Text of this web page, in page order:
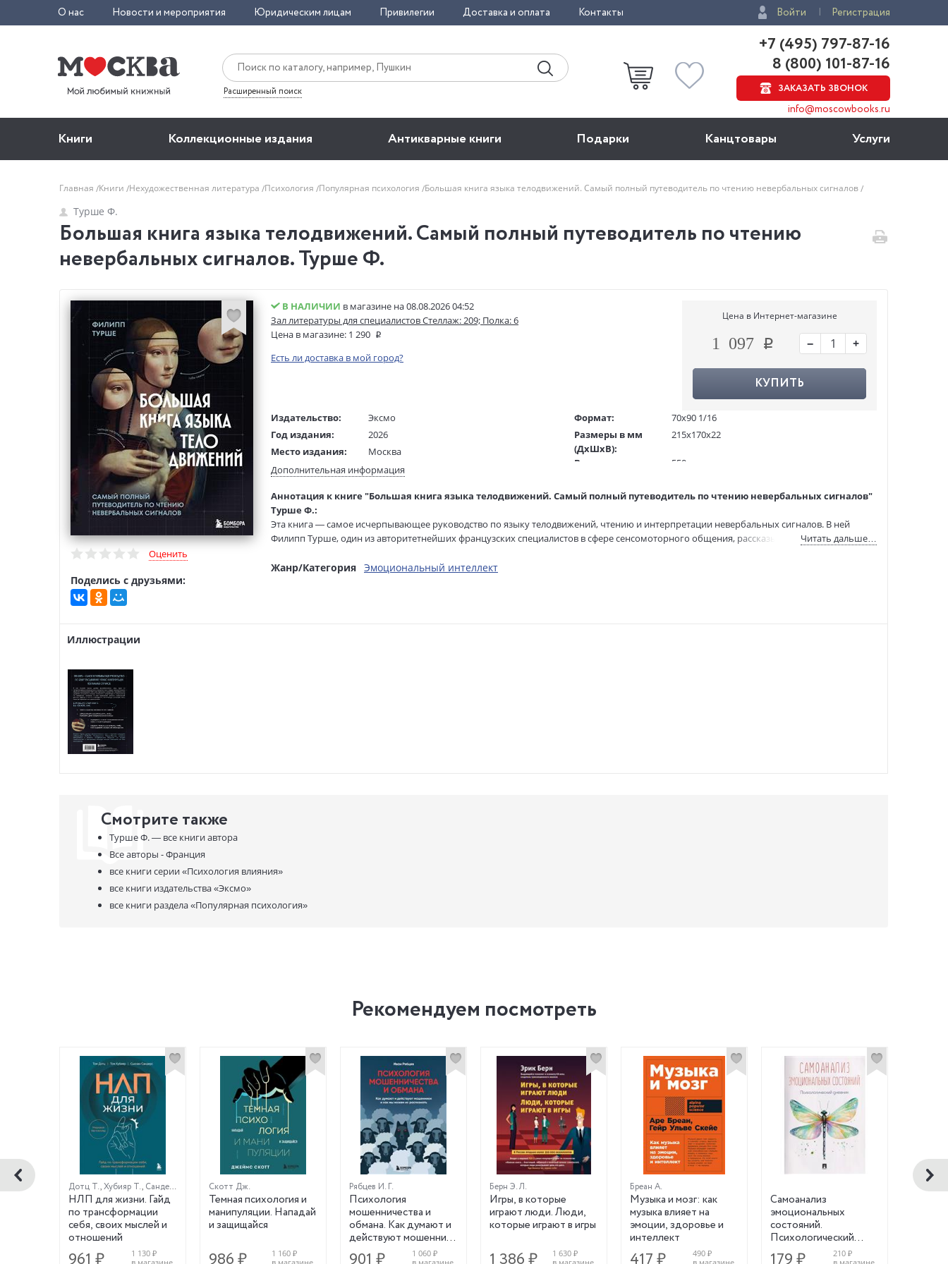
О нас Новости и мероприятия Юридическим лицам Привилегии Доставка и оплата Контакты Войти Регистрация
Расширенный поиск
+7 (495) 797-87-16
8 (800) 101-87-16
ЗАКАЗАТЬ ЗВОНОК
info@moscowbooks.ru
Книги Коллекционные издания Антикварные книги Подарки Канцтовары Услуги
Главная Книги Нехудожественная литература Психология Популярная психология Большая книга языка телодвижений. Самый полный путеводитель по чтению невербальных сигналов
Турше Ф.
Большая книга языка телодвижений. Самый полный путеводитель по чтению
невербальных сигналов. Турше Ф.
Оценить
Поделись с друзьями:
В НАЛИЧИИ в магазине на 08.08.2026 04:52
Зал литературы для специалистов Стеллаж: 209; Полка: 6
Цена в магазине: 1 290
Есть ли доставка в мой город?
Цена в Интернет-магазине
1 097 − +
КУПИТЬ
Издательство:
Эксмо
Год издания:
2026
Место издания:
Москва
Возраст:
16+
Язык оригинала:
французский
Редактор/
составитель:
Перевод:
Миронова Н.
Тип обложки:
Твердый переплет
Формат:
70х90 1/16
Размеры в мм
(ДхШхВ):
215x170x22
Вес:
550 гр.
Тираж:
3000 экз.
Артикул:
ITD000000001425249
ISBN:
978-5-04-214701-2
Дополнительная информация
Аннотация к книге "Большая книга языка телодвижений. Самый полный путеводитель по чтению невербальных сигналов"
Турше Ф.:
Эта книга — самое исчерпывающее руководство по языку телодвижений, чтению и интерпретации невербальных сигналов. В ней
Филипп Турше, один из авторитетнейших французских специалистов в сфере сенсомоторного общения, рассказывает обо всех
еще предлагает десятки упражнений, речевых формул и техник наблюдений, помогающих считывать ложь, скрытую агрессию или
Читать дальше…
Жанр/Категория Эмоциональный интеллект
Иллюстрации
Смотрите также
Турше Ф. — все книги автора
Все авторы - Франция
все книги серии«Психология влияния»
все книги издательства«Эксмо»
все книги раздела«Популярная психология»
Рекомендуем посмотреть
Дотц Т.,Хубияр Т., Сандерс С.
НЛП для жизни. Гайд
по трансформации
себя, своих мыслей и
отношений
1 130 ₽
Скотт Дж.
Темная психология и
манипуляции. Нападай
и защищайся
1 160 ₽
Рябцев И. Г.
Психология
мошенничества и
обмана. Как думают и
действуют мошенники
и как мы можем их
1 060 ₽
Берн Э. Л.
Игры, в которые
играют люди. Люди,
которые играют в игры
1 630 ₽
Бреан А.
Музыка и мозг: как
музыка влияет на
эмоции, здоровье и
интеллект
490 ₽
Самоанализ
эмоциональных
состояний.
Психологический
дневник
210 ₽
Хань Я.